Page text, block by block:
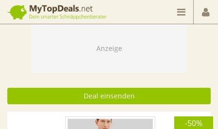
Dein smarter Schnäppchenberater
Deal einsenden
-50%